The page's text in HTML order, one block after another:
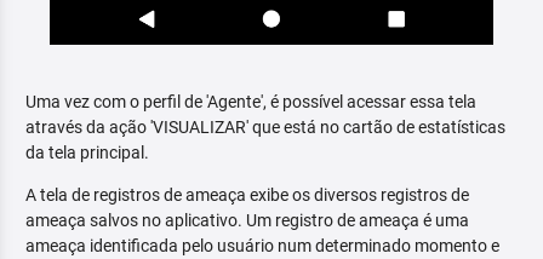
Uma vez com o perfil de 'Agente', é possível acessar essa tela
através da ação 'VISUALIZAR' que está no cartão de estatísticas
da tela principal.
A tela de registros de ameaça exibe os diversos registros de
ameaça salvos no aplicativo. Um registro de ameaça é uma
ameaça identificada pelo usuário num determinado momento e